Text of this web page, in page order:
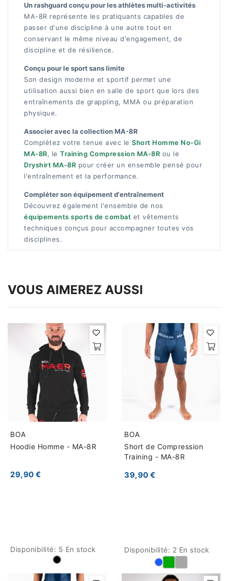
Un rashguard conçu pour les athlètes multi-activités
MA-8R représente les pratiquants capables de
passer d'une discipline à une autre tout en
conservant le même niveau d'engagement, de
discipline et de résilience.
Conçu pour le sport sans limite
Son design moderne et sportif permet une
utilisation aussi bien en salle de sport que lors des
entraînements de grappling, MMA ou préparation
physique.
Associer avec la collection MA-8R
Complétez votre tenue avec le Short Homme No-Gi
MA-8R, le Training Compression MA-8R ou le
Dryshirt MA-8R pour créer un ensemble pensé pour
l'entraînement et la performance.
Compléter son équipement d'entraînement
Découvrez également l'ensemble de nos
équipements sports de combat et vêtements
techniques conçus pour accompagner toutes vos
disciplines.
VOUS AIMEREZ AUSSI
BOA
Hoodie Homme - MA-8R
29,90 €
Disponibilité: 5 En stock
BOA
Short de Compression
Training - MA-8R
39,90 €
Disponibilité: 2 En stock